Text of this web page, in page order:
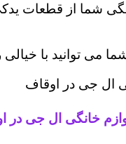
شما از قطعات
توانید با خیالی
ال جی در اوقاف
خانگی ال جی در